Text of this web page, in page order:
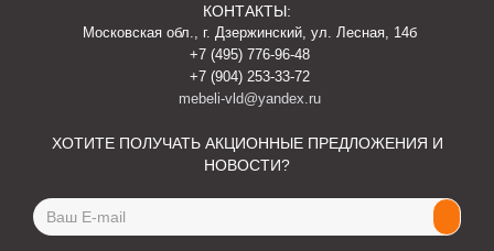
КОНТАКТЫ:
Московская обл., г. Дзержинский, ул. Лесная, 14б
+7 (495) 776-96-48
+7 (904) 253-33-72
mebeli-vld@yandex.ru
ХОТИТЕ ПОЛУЧАТЬ АКЦИОННЫЕ ПРЕДЛОЖЕНИЯ И
НОВОСТИ?